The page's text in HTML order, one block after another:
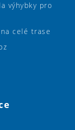
výhybky pro
celé trase